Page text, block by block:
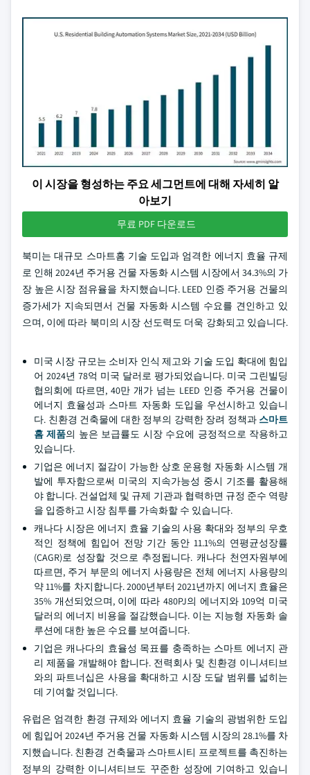
이 시장을 형성하는 주요 세그먼트에 대해 자세히 알
아보기
무료 PDF 다운로드
북미는 대규모 스마트홈 기술 도입과 엄격한 에너지 효율 규제
로 인해 2024년 주거용 건물 자동화 시스템 시장에서 34.3%의 가
장 높은 시장 점유율을 차지했습니다. LEED 인증 주거용 건물의
증가세가 지속되면서 건물 자동화 시스템 수요를 견인하고 있
으며, 이에 따라 북미의 시장 선도력도 더욱 강화되고 있습니다.
미국 시장 규모는 소비자 인식 제고와 기술 도입 확대에 힘입
어 2024년 78억 미국 달러로 평가되었습니다. 미국 그린빌딩
협의회에 따르면, 40만 개가 넘는 LEED 인증 주거용 건물이
에너지 효율성과 스마트 자동화 도입을 우선시하고 있습니
다. 친환경 건축물에 대한 정부의 강력한 장려 정책과 스마트
홈 제품의 높은 보급률도 시장 수요에 긍정적으로 작용하고
있습니다.
기업은 에너지 절감이 가능한 상호 운용형 자동화 시스템 개
발에 투자함으로써 미국의 지속가능성 중시 기조를 활용해
야 합니다. 건설업체 및 규제 기관과 협력하면 규정 준수 역량
을 입증하고 시장 침투를 가속화할 수 있습니다.
캐나다 시장은 에너지 효율 기술의 사용 확대와 정부의 우호
적인 정책에 힘입어 전망 기간 동안 11.1%의 연평균성장률
(CAGR)로 성장할 것으로 추정됩니다. 캐나다 천연자원부에
따르면, 주거 부문의 에너지 사용량은 전체 에너지 사용량의
약 11%를 차지합니다. 2000년부터 2021년까지 에너지 효율은
35% 개선되었으며, 이에 따라 480PJ의 에너지와 109억 미국
달러의 에너지 비용을 절감했습니다. 이는 지능형 자동화 솔
루션에 대한 높은 수요를 보여줍니다.
기업은 캐나다의 효율성 목표를 충족하는 스마트 에너지 관
리 제품을 개발해야 합니다. 전력회사 및 친환경 이니셔티브
와의 파트너십은 사용을 확대하고 시장 도달 범위를 넓히는
데 기여할 것입니다.
유럽은 엄격한 환경 규제와 에너지 효율 기술의 광범위한 도입
에 힘입어 2024년 주거용 건물 자동화 시스템 시장의 28.1%를 차
지했습니다. 친환경 건축물과 스마트시티 프로젝트를 촉진하는
정부의 강력한 이니셔티브도 꾸준한 성장에 기여하고 있습니